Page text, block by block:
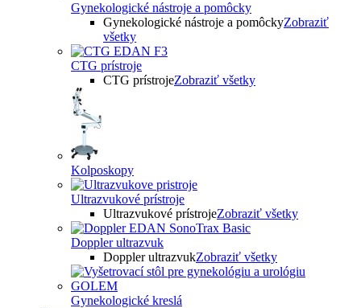
Gynekologické nástroje a pomôcky
Gynekologické nástroje a pomôckyZobraziť
všetky
CTG prístroje
CTG prístrojeZobraziť všetky
Kolposkopy
Ultrazvukové prístroje
Ultrazvukové prístrojeZobraziť všetky
Doppler ultrazvuk
Doppler ultrazvukZobraziť všetky
Gynekologické kreslá